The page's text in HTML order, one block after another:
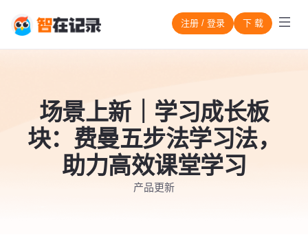
注册 / 登录 下 载
场景上新｜学习成长板
块：费曼五步法学习法，
助力高效课堂学习
产品更新